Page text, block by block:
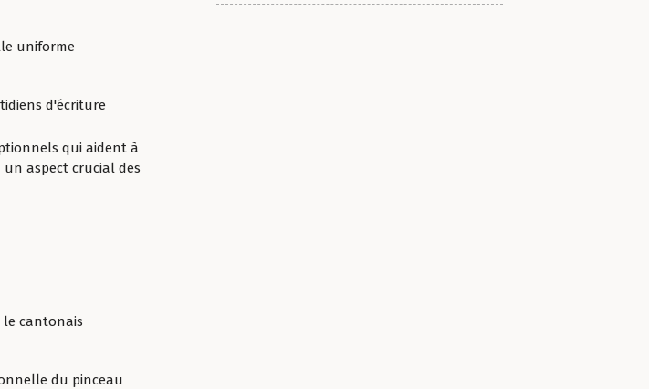
uniforme
d'écriture
qui aident à
aspect crucial des
cantonais
du pinceau